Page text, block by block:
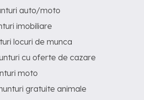
auto/moto
imobiliare
locuri de munca
cu oferte de cazare
moto
gratuite animale